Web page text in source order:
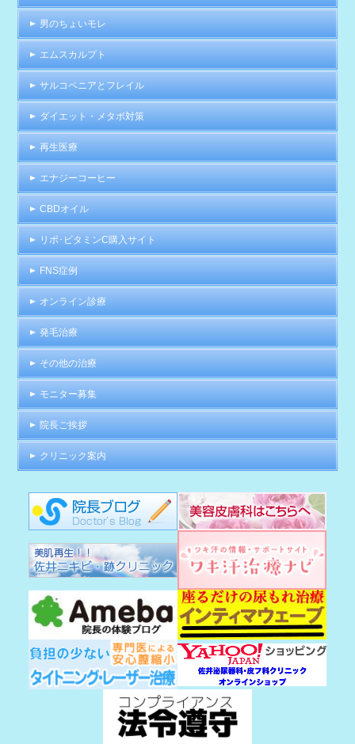
男のちょいモレ
エムスカルプト
サルコペニアとフレイル
ダイエット・メタボ対策
再生医療
エナジーコーヒー
CBDオイル
リポ･ビタミンC購入サイト
FNS症例
オンライン診療
発毛治療
その他の治療
モニター募集
院長ご挨拶
クリニック案内